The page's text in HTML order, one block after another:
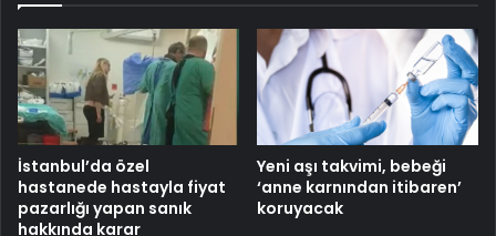
İstanbul’da özel
hastanede hastayla fiyat
pazarlığı yapan sanık
hakkında karar
Yeni aşı takvimi, bebeği
‘anne karnından itibaren’
koruyacak